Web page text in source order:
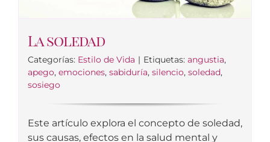
La soledad
Categorías: Estilo de Vida | Etiquetas: angustia,
apego, emociones, sabiduría, silencio, soledad,
sosiego
Este artículo explora el concepto de soledad,
sus causas, efectos en la salud mental y